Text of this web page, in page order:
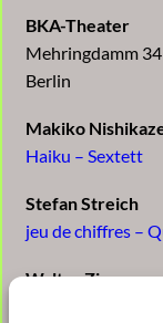
BKA-Theater
Mehringdamm 34
Berlin
Makiko
Haiku – Sextett
Stefan Streich
jeu de chiffres –
Walter
Garten des